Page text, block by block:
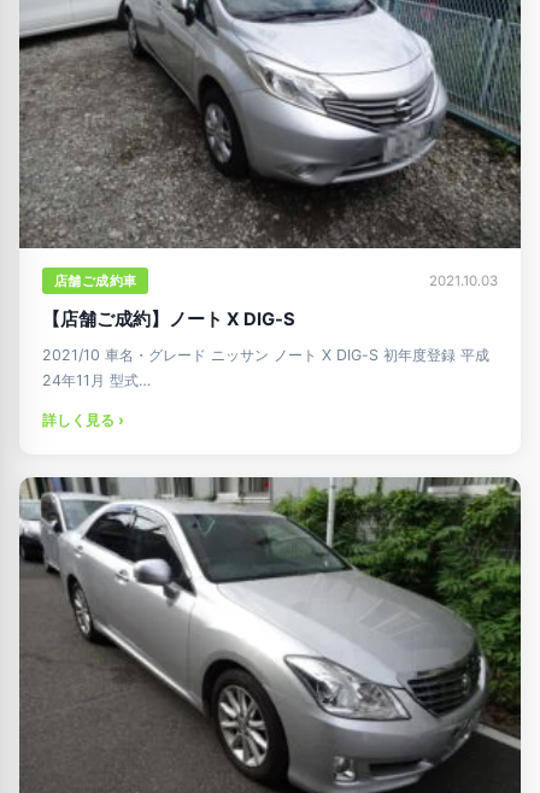
店舗ご成約車 2021.10.03
【店舗ご成約】ノート X DIG-S
2021/10 車名・グレード ニッサン ノート X DIG-S 初年度登録 平成
24年11月 型式…
詳しく見る ›